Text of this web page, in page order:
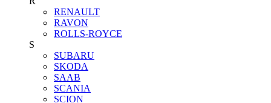
RENAULT
RAVON
ROLLS-ROYCE
S
SUBARU
SKODA
SAAB
SCANIA
SCION